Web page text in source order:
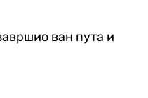
ван пута и